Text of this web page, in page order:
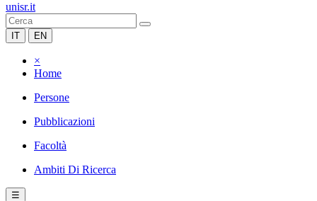
unisr.it
IT EN
×
Home
Persone
Pubblicazioni
Facoltà
Ambiti Di Ricerca
☰